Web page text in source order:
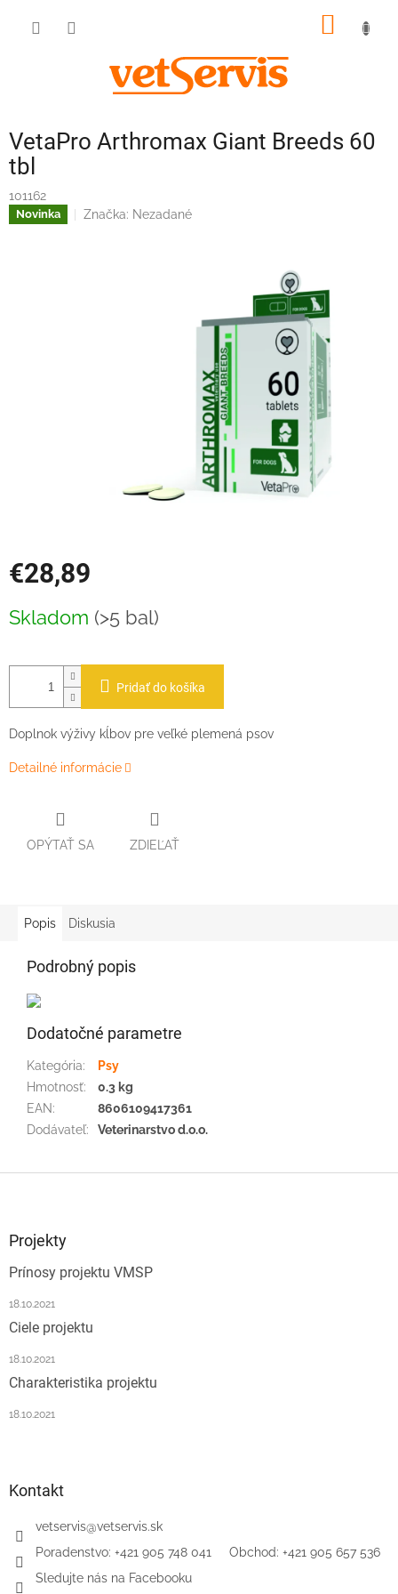
VetaPro Arthromax Giant Breeds 60
tbl
101162
Novinka Značka: Nezadané
€28,89
cena:
Skladom (>5 bal)
Pridať do košíka
Doplnok výživy kĺbov pre veľké plemená psov
Detailné informácie
OPÝTAŤ SA ZDIEĽAŤ
Popis Diskusia
Podrobný popis
Dodatočné parametre
Kategória:
Psy
Hmotnosť:
0.3 kg
EAN:
8606109417361
Dodávateľ: Veterinarstvo d.o.o.
Projekty
Prínosy projektu VMSP
18.10.2021
Ciele projektu
18.10.2021
Charakteristika projektu
18.10.2021
Kontakt
vetservis@vetservis.sk
‎Poradenstvo: +421 905 748 041‏‏‎ ‎‏‏‎ ‎‏‏‎ ‎‏‏‎ ‎ Obchod: +421 905 657 536
Sledujte nás na Facebooku